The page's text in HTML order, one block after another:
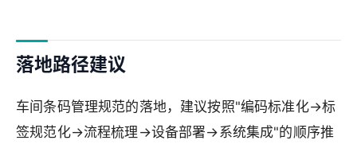
落地路径建议
车间条码管理规范的落地，建议按照"编码标准化→标
签规范化→流程梳理→设备部署→系统集成"的顺序推